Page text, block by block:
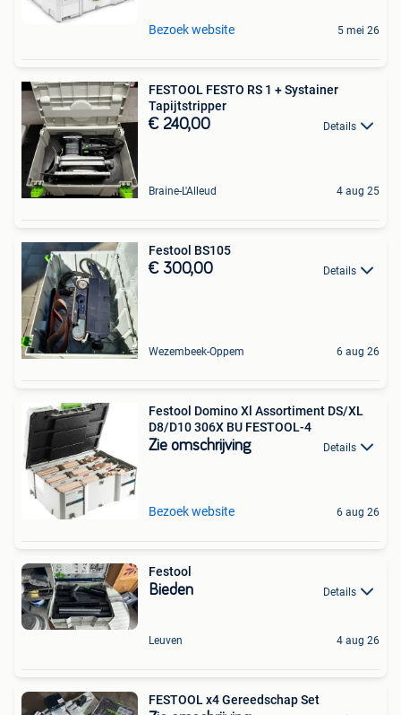
Bezoek website 5 mei 26
FESTOOL FESTO RS 1 + Systainer
Tapijtstripper
€ 240,00 Details
Braine-L'Alleud 4 aug 25
Festool BS105
€ 300,00 Details
Wezembeek-Oppem 6 aug 26
Festool Domino Xl Assortiment DS/XL
D8/D10 306X BU FESTOOL-4
Zie omschrijving Details
Bezoek website 6 aug 26
Festool
Bieden Details
Leuven 4 aug 26
FESTOOL x4 Gereedschap Set